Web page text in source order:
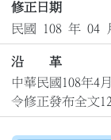
修正日期
民國 108 年 04
沿 革
中華民國108年4
令修正發布全文